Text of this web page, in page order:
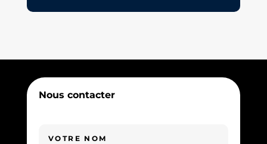
Nous contacter